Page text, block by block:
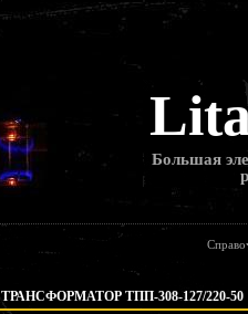
Большая
ТРАНСФОРМАТОР ТПП-308-127/220-50